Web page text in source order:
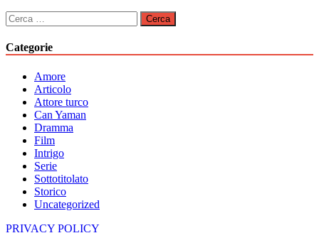
Ricerca
per:
Categorie
Amore
Articolo
Attore turco
Can Yaman
Dramma
Film
Intrigo
Serie
Sottotitolato
Storico
Uncategorized
PRIVACY POLICY